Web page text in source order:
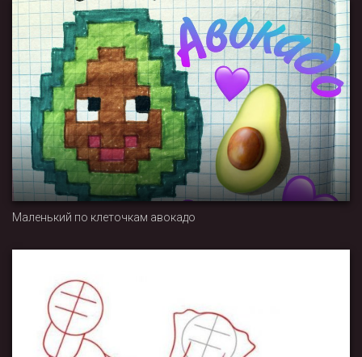
Маленький по клеточкам авокадо